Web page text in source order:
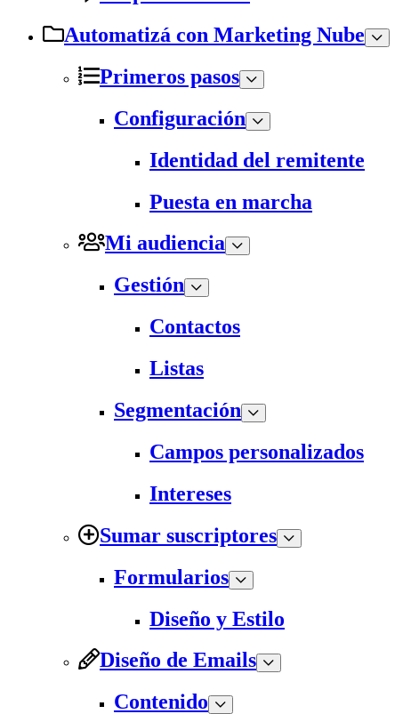
Automatizá con Marketing Nube
Primeros pasos
Configuración
Identidad del remitente
Puesta en marcha
Mi audiencia
Gestión
Contactos
Listas
Segmentación
Campos personalizados
Intereses
Sumar suscriptores
Formularios
Diseño y Estilo
Diseño de Emails
Contenido